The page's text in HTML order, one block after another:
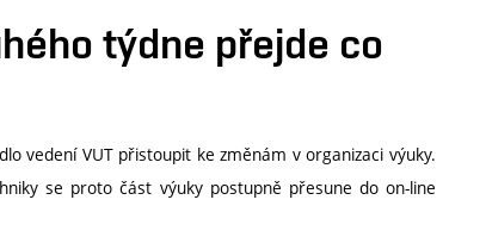
týdne přejde co
vedení VUT přistoupit ke změnám v organizaci výuky.
se proto část výuky postupně přesune do on-line